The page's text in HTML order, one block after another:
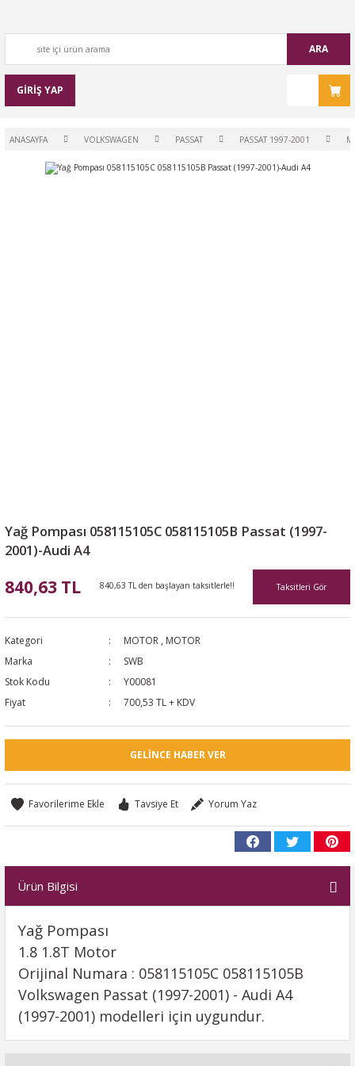
ARA
GİRİŞ YAP
ANASAYFA VOLKSWAGEN PASSAT PASSAT 1997-2001
Yağ Pompası 058115105C 058115105B Passat (1997-
2001)-Audi A4
840,63 TL 840,63 TL den başlayan taksitlerle!! Taksitleri Gör
Kategori MOTOR , MOTOR
Marka
SWB
Stok Kodu
Y00081
Fiyat
700,53 TL + KDV
GELINCE HABER VER
Tavsiye Et Yorum Yaz
Ürün Bilgisi
Yağ Pompası
1.8 1.8T Motor
Orijinal Numara : 058115105C 058115105B
Volkswagen Passat (1997-2001) - Audi A4
(1997-2001) modelleri için uygundur.